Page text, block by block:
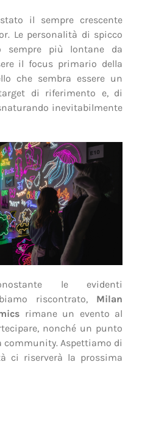
il sempre crescente
Le personalità di spicco
sempre più lontane da
il focus primario della
che sembra essere un
di riferimento e, di
inevitabilmente
le evidenti
riscontrato, Milan
rimane un evento al
nonché un punto
Aspettiamo di
ci riserverà la prossima